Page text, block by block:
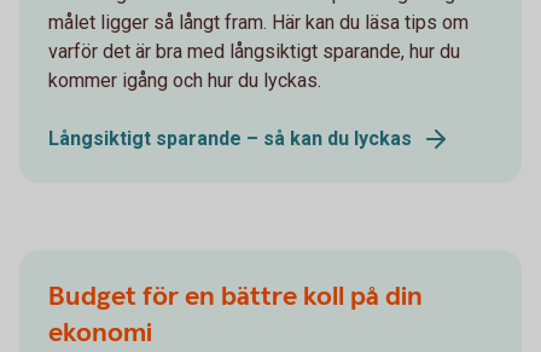
målet ligger så långt fram. Här kan du läsa tips om
varför det är bra med långsiktigt sparande, hur du
kommer igång och hur du lyckas.
Långsiktigt sparande – så kan du lyckas
Budget för en bättre koll på din
ekonomi